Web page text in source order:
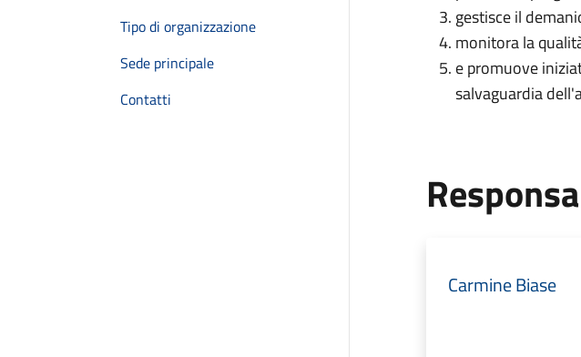
Tipo di organizzazione
Sede principale
Contatti
gestisce il
monitora la
e promuove
salvaguardia
Carmine Biase